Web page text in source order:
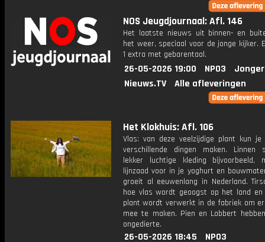
NOS Jeugdjournaal: Afl. 146
Het laatste nieuws uit binnen- en
het weer, speciaal voor de jonge kijker.
1 extra met gebarentaal.
26-05-2026 19:00 NPO3
Nieuws.TV
Alle afleveringen
Het Klokhuis: Afl. 106
Vlas: van deze veelzijdige plant kun je
verschillende dingen maken. Linnen
lekker luchtige kleding bijvoorbeeld,
lijnzaad voor in je yoghurt en
groeit al eeuwenlang in Nederland.
hoe vlas wordt geoogst op het land en
plant wordt verwerkt in de fabriek om
mee te maken. Pien en Lobbert
ongedierte.
26-05-2026 18:45 NPO3